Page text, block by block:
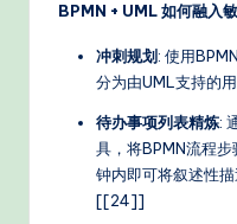
BPMN + UML 如何融入
冲刺规划: 使用
分为由UML支持的
待办事项列表精炼:
具，将BPMN流程
钟内即可将叙述性描
[[24]]